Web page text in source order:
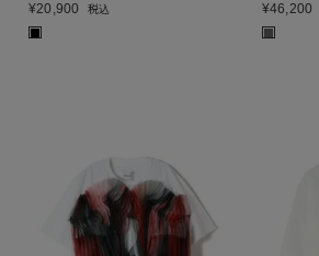
¥20,900 税込
¥46,200